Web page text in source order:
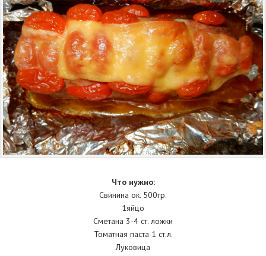
Что нужно:
Свинина ок. 500гр.
1яйцо
Сметана 3-4 ст. ложки
Томатная паста 1 ст.л.
Луковица